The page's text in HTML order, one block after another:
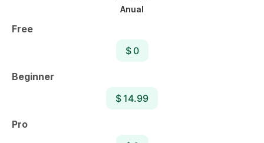
Anual
Free
$ 0
Beginner
$ 14.99
Pro